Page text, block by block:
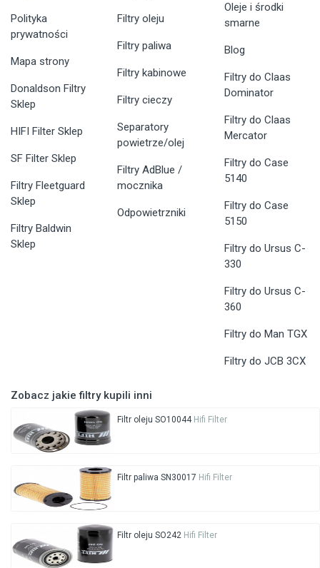
Polityka
prywatności
Mapa strony
Donaldson Filtry
Sklep
HIFI Filter Sklep
SF Filter Sklep
Filtry Fleetguard
Sklep
Filtry Baldwin
Sklep
Filtry oleju
Filtry paliwa
Filtry kabinowe
Filtry cieczy
Separatory
powietrze/olej
Filtry AdBlue /
mocznika
Odpowietrzniki
Oleje i środki
smarne
Blog
Filtry do Claas
Dominator
Filtry do Claas
Mercator
Filtry do Case
5140
Filtry do Case
5150
Filtry do Ursus C-
330
Filtry do Ursus C-
360
Filtry do Man TGX
Filtry do JCB 3CX
Zobacz jakie filtry kupili inni
Filtr oleju SO10044 Hifi Filter
Filtr paliwa SN30017 Hifi Filter
Filtr oleju SO242 Hifi Filter